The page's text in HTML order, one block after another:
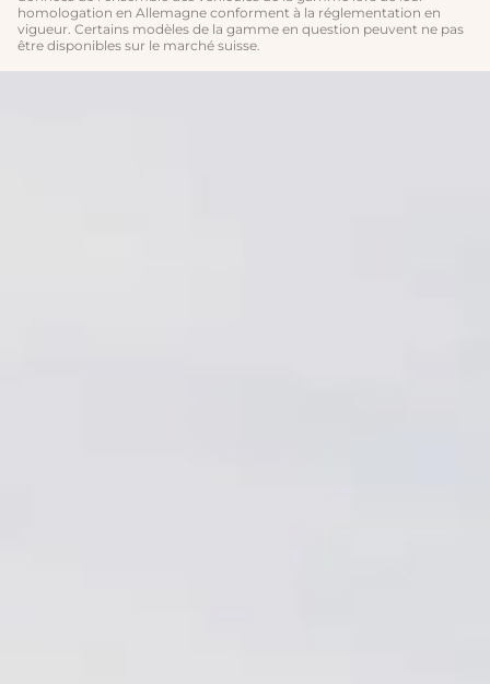
homologation en Allemagne conforment à la réglementation en
vigueur. Certains modèles de la gamme en question peuvent ne pas
être disponibles sur le marché suisse.